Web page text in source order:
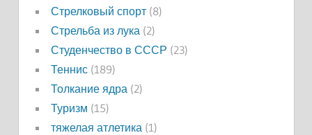
Стрелковый спорт(8)
Стрельба из лука (2)
Студенчество в СССР (23)
Теннис(189)
Толкание ядра (2)
Туризм (15)
тяжелая атлетика (1)